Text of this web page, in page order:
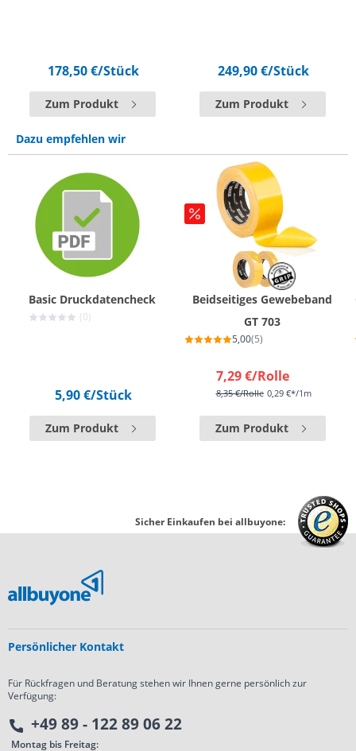
178,50 €/Stück
Zum Produkt
249,90 €/Stück
Zum Produkt
Dazu empfehlen wir
Basic Druckdatencheck
(0)
5,90 €/Stück
Zum Produkt
Beidseitiges Gewebeband
GT 703
5,00(5)
7,29 €/Rolle
8,35 €/Rolle 0,29 €*/1m
Zum Produkt
Sicher Einkaufen bei allbuyone:
Persönlicher Kontakt
Für Rückfragen und Beratung stehen wir Ihnen gerne persönlich zur
Verfügung:
+49 89 - 122 89 06 22
Montag bis Freitag: